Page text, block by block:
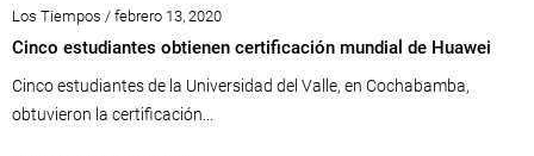
Los Tiempos / febrero 13, 2020
Cinco estudiantes obtienen certificación mundial de Huawei
Cinco estudiantes de la Universidad del Valle, en Cochabamba,
obtuvieron la certificación...